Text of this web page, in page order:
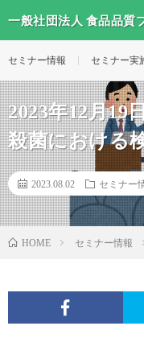
一般社団法人 食品品質
セミナー情報 セミナー実
2023年12月19
殺菌における
2023.08.02 セミナー
HOME セミナー情報